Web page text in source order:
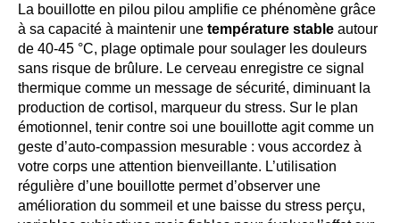
La bouillotte en pilou pilou amplifie ce phénomène grâce
à sa capacité à maintenir une température stable autour
de 40-45 °C, plage optimale pour soulager les douleurs
sans risque de brûlure. Le cerveau enregistre ce signal
thermique comme un message de sécurité, diminuant la
production de cortisol, marqueur du stress. Sur le plan
émotionnel, tenir contre soi une bouillotte agit comme un
geste d’auto-compassion mesurable : vous accordez à
votre corps une attention bienveillante. L’utilisation
régulière d’une bouillotte permet d’observer une
amélioration du sommeil et une baisse du stress perçu,